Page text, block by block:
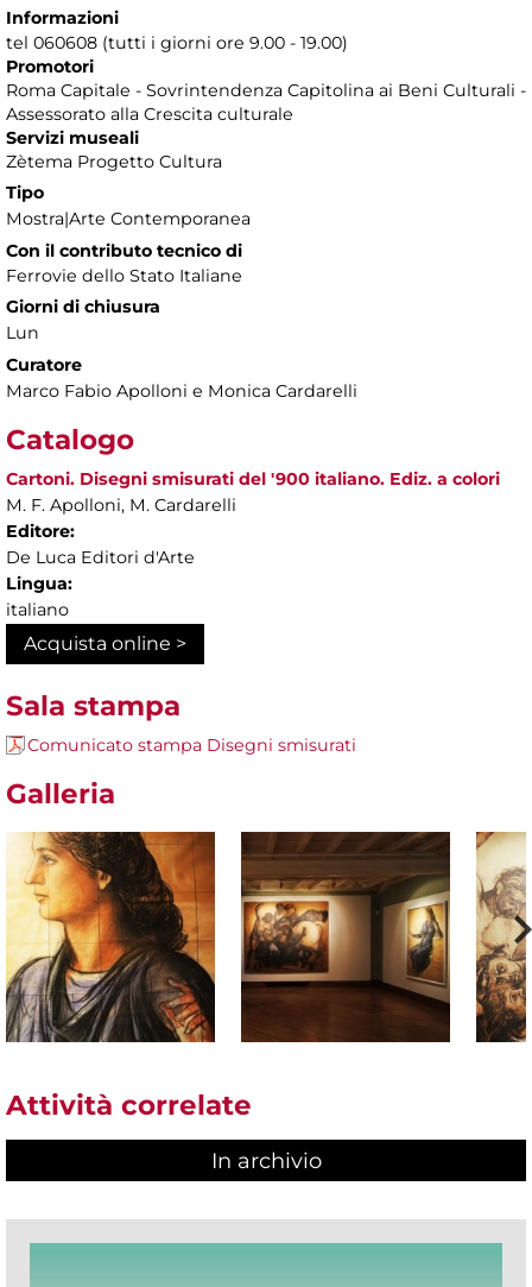
Informazioni
tel 060608 (tutti i giorni ore 9.00 - 19.00)
Promotori
Roma Capitale - Sovrintendenza Capitolina ai Beni Culturali -
Assessorato alla Crescita culturale
Servizi museali
Zètema Progetto Cultura
Tipo
Mostra|Arte Contemporanea
Con il contributo tecnico di
Ferrovie dello Stato Italiane
Giorni di chiusura
Lun
Curatore
Marco Fabio Apolloni e Monica Cardarelli
Catalogo
Cartoni. Disegni smisurati del '900 italiano. Ediz. a colori
M. F. Apolloni, M. Cardarelli
Editore:
De Luca Editori d'Arte
Lingua:
italiano
Acquista online >
Sala stampa
Comunicato stampa Disegni smisurati
Galleria
Attività correlate
In archivio